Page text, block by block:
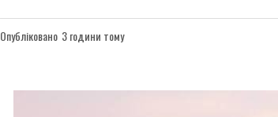
Опубліковано 3 години тому